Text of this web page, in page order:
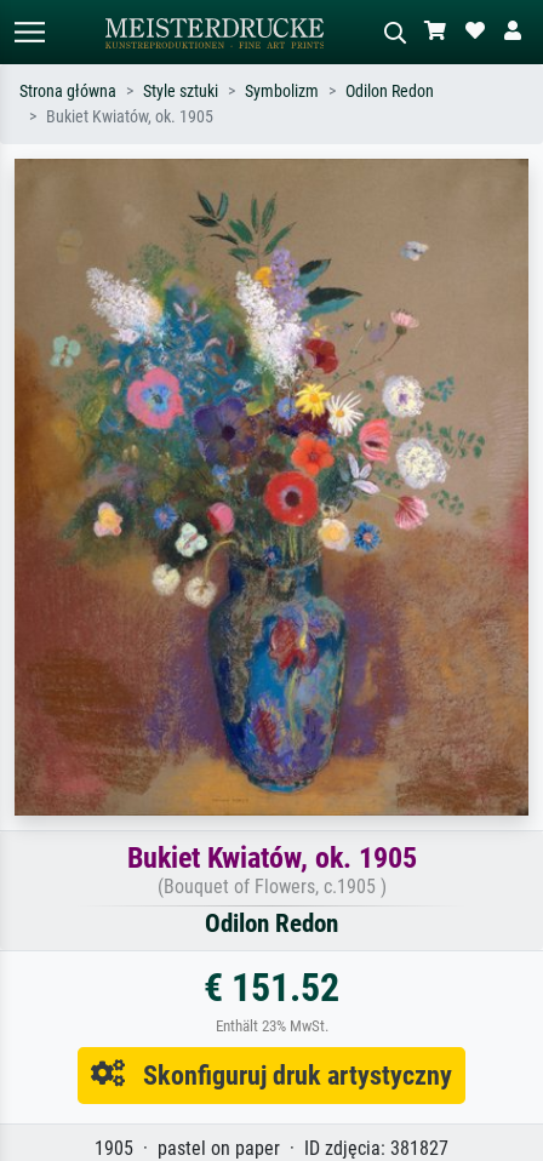
Monet, Gwiaździsta noc,
impresjonizm, fala Hokusaia, akt.
Strona główna Style sztuki Symbolizm
Odilon Redon
Bukiet Kwiatów, ok. 1905
Bukiet Kwiatów, ok. 1905
(Bouquet of Flowers, c.1905 )
Odilon Redon
€ 151.52
Enthält 23% MwSt.
Skonfiguruj druk artystyczny
1905 · pastel on paper · ID zdjęcia: 381827